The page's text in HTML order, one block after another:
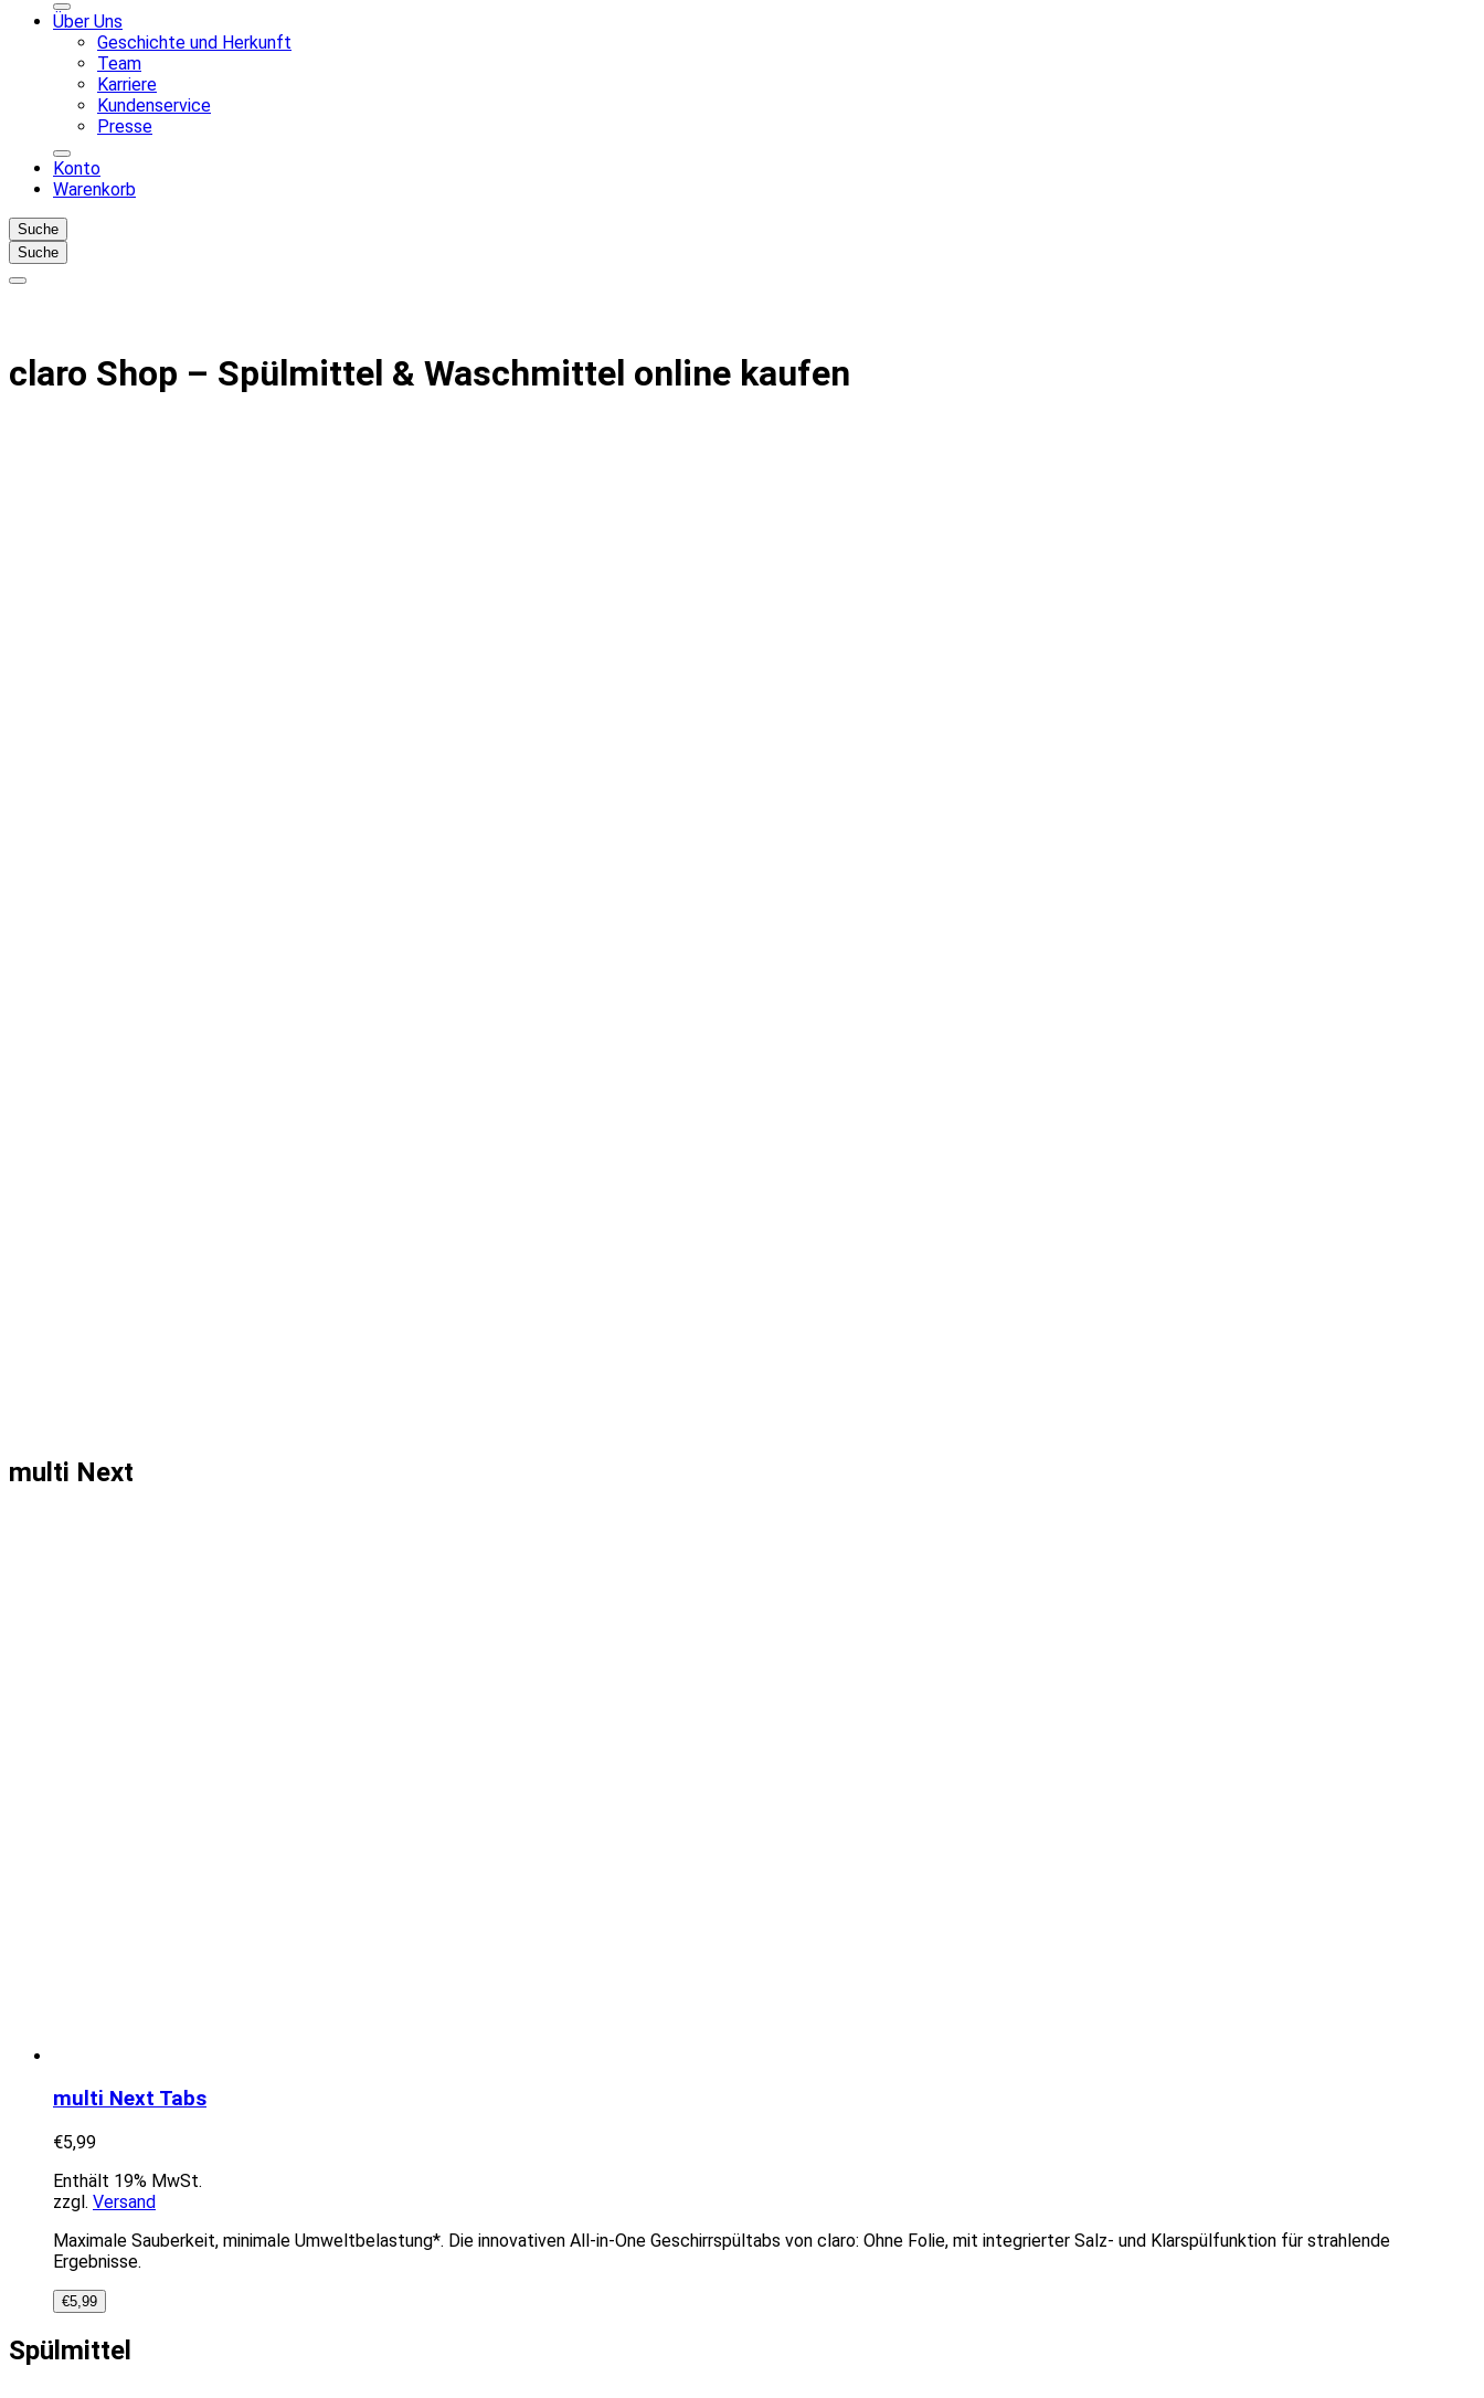
Über Uns
Geschichte und Herkunft
Team
Karriere
Kundenservice
Presse
Konto
Warenkorb
Suche
Suche
claro Shop – Spülmittel & Waschmittel online kaufen
multi Next
multi Next Tabs
€5,99
Enthält 19% MwSt.
zzgl. Versand
Maximale Sauberkeit, minimale Umweltbelastung*. Die innovativen All-in-One Geschirrspültabs von claro: Ohne Folie, mit integrierter Salz- und Klarspülfunktion für strahlende
Ergebnisse.
€5,99
Spülmittel